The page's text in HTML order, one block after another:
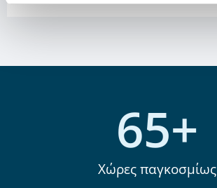
Χώρες παγκοσμίως
65+